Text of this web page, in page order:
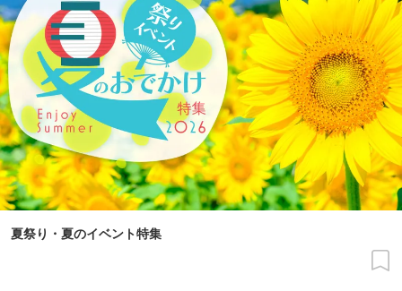
夏祭り・夏のイベント特集